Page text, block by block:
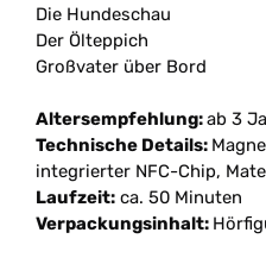
Die Hundeschau
Der Ölteppich
Großvater über Bord
Altersempfehlung:ab 3
Technische Details:
integrierter NFC-Chip,
Laufzeit: ca. 50 Minuten
Verpackungsinhalt: